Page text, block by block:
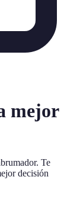
mejor
Te
decisión